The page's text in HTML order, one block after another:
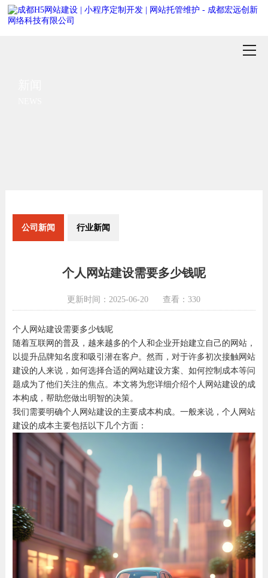
公司新闻 行业新闻
个人网站建设需要多少钱呢
更新时间：2025-06-20 查看：330
个人网站建设需要多少钱呢
随着互联网的普及，越来越多的个人和企业开始建立自己的网站，
以提升品牌知名度和吸引潜在客户。然而，对于许多初次接触网站
建设的人来说，如何选择合适的网站建设方案、如何控制成本等问
题成为了他们关注的焦点。本文将为您详细介绍个人网站建设的成
本构成，帮助您做出明智的决策。
我们需要明确个人网站建设的主要成本构成。一般来说，个人网站
建设的成本主要包括以下几个方面：